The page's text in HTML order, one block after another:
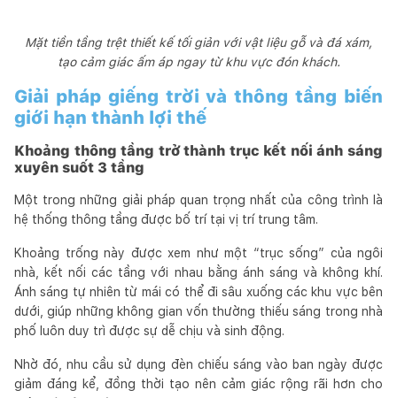
Mặt tiền tầng trệt thiết kế tối giản với vật liệu gỗ và đá xám,
tạo cảm giác ấm áp ngay từ khu vực đón khách.
Giải pháp giếng trời và thông tầng biến
giới hạn thành lợi thế
Khoảng thông tầng trở thành trục kết nối ánh sáng
xuyên suốt 3 tầng
Một trong những giải pháp quan trọng nhất của công trình là
hệ thống thông tầng được bố trí tại vị trí trung tâm.
Khoảng trống này được xem như một “trục sống” của ngôi
nhà, kết nối các tầng với nhau bằng ánh sáng và không khí.
Ánh sáng tự nhiên từ mái có thể đi sâu xuống các khu vực bên
dưới, giúp những không gian vốn thường thiếu sáng trong nhà
phố luôn duy trì được sự dễ chịu và sinh động.
Nhờ đó, nhu cầu sử dụng đèn chiếu sáng vào ban ngày được
giảm đáng kể, đồng thời tạo nên cảm giác rộng rãi hơn cho